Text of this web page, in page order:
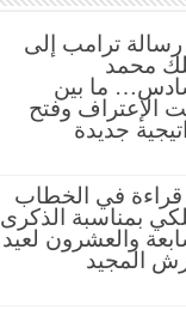
رسالة ترامب إلى
محمد
ما بين
الإعتراف وفتح
جديدة
قراءة في الخطاب
بمناسبة الذكرى
والعشرون لعيد
المجيد